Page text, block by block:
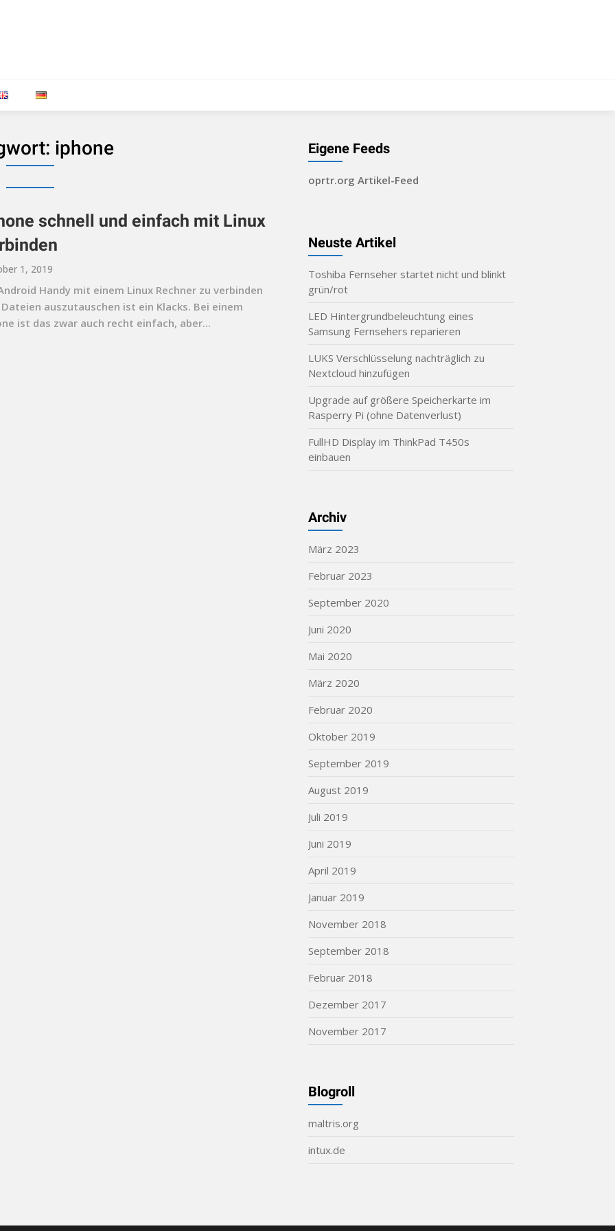
iphone
schnell und einfach mit Linux
1, 2019
Handy mit einem Linux Rechner zu verbinden
auszutauschen ist ein Klacks. Bei einem
ist das zwar auch recht einfach, aber...
Eigene Feeds
oprtr.org Artikel-Feed
Neuste Artikel
Toshiba Fernseher startet nicht und blinkt
grün/rot
LED Hintergrundbeleuchtung eines
Samsung Fernsehers reparieren
LUKS Verschlüsselung nachträglich zu
Nextcloud hinzufügen
Upgrade auf größere Speicherkarte im
Rasperry Pi (ohne Datenverlust)
FullHD Display im ThinkPad T450s
einbauen
Archiv
März 2023
Februar 2023
September 2020
Juni 2020
Mai 2020
März 2020
Februar 2020
Oktober 2019
September 2019
August 2019
Juli 2019
Juni 2019
April 2019
Januar 2019
November 2018
September 2018
Februar 2018
Dezember 2017
November 2017
Blogroll
maltris.org
intux.de